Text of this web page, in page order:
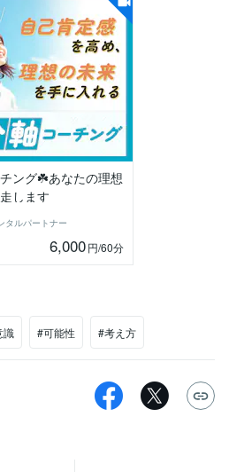
ング☘️あなたの理想
します
タルパートナー
6,000円/60分
識 #可能性 #考え方